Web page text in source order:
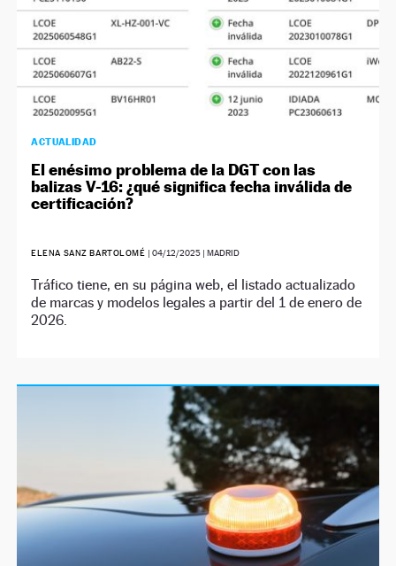
ACTUALIDAD
El enésimo problema de la DGT con las
balizas V-16: ¿qué significa fecha inválida de
certificación?
ELENA SANZ BARTOLOMÉ | 04/12/2025| MADRID
Tráfico tiene, en su página web, el listado actualizado
de marcas y modelos legales a partir del 1 de enero de
2026.